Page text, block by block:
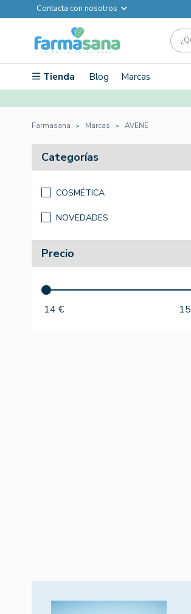
Contacta con nosotros
Tienda Blog Marcas
Farmasana Marcas AVENE
Categorías
COSMÉTICA
NOVEDADES
Precio
14 € 15